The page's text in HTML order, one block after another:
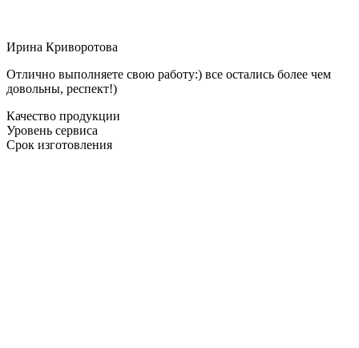
Ирина Криворотова
Отлично выполняете свою работу:) все остались более чем
довольны, респект!)
Качество продукции
Уровень сервиса
Срок изготовления